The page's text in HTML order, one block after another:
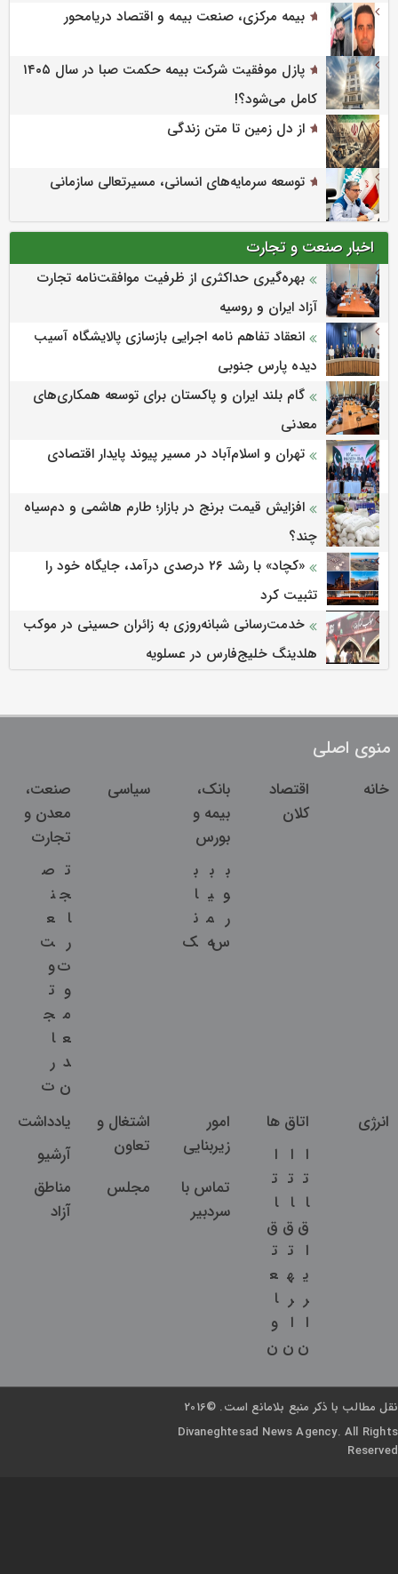
بیمه مرکزی، صنعت بیمه و اقتصاد دریامحور
پازل موفقیت شرکت بیمه حکمت صبا در سال ۱۴۰۵
کامل می‌شود؟!
از دل زمین تا متن زندگی
توسعه سرمایه‌های انسانی، مسیرتعالی سازمانی
اخبار صنعت و تجارت
بهره‌گیری حداکثری از ظرفیت موافقت‌نامه تجارت
آزاد ایران و روسیه
انعقاد تفاهم نامه اجرایی بازسازی پالایشگاه آسیب
دیده پارس جنوبی
گام بلند ایران و پاکستان برای توسعه همکاری‌های
معدنی
تهران و اسلام‌آباد در مسیر پیوند پایدار اقتصادی
افزایش قیمت برنج در بازار؛ طارم هاشمی و دم‌سیاه
چند؟
«کچاد» با رشد ۲۶ درصدی درآمد، جایگاه خود را
تثبیت کرد
خدمت‌رسانی شبانه‌روزی به زائران حسینی در موکب
هلدینگ خلیج‌فارس در عسلویه
منوی اصلی
خانه
اقتصاد
کلان
بانک،
بیمه و
بورس
ب
و
ر
س
ب
ی
م
ه
ب
ا
ن
ک
سیاسی
صنعت،
معدن و
تجارت
ت
ج
ا
ر
ت
و
م
ع
د
ن
ص
ن
ع
ت
و
ت
ج
ا
ر
ت
انرژی
اتاق ها
ا
ت
ا
ق
ا
ی
ر
ا
ن
ا
ت
ا
ق
ت
ه
ر
ا
ن
ا
ت
ا
ق
ت
ع
ا
و
ن
امور
زیربنایی
اشتغال و
تعاون
یادداشت
آرشیو
تماس با
سردبیر
مجلس
مناطق
آزاد
نقل مطالب با ذکر منبع بلامانع است. ©2016
Divaneghtesad News Agency. All Rights
Reserved